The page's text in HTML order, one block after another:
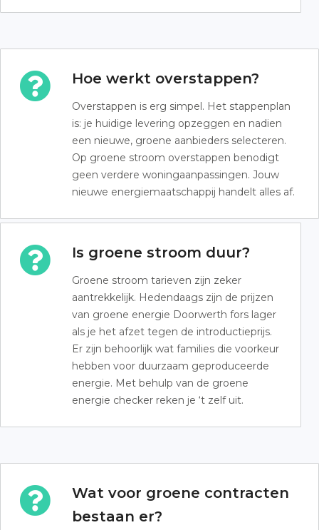
Hoe werkt overstappen?
Overstappen is erg simpel. Het stappenplan
is: je huidige levering opzeggen en nadien
een nieuwe, groene aanbieders selecteren.
Op groene stroom overstappen benodigt
geen verdere woningaanpassingen. Jouw
nieuwe energiemaatschappij handelt alles af.
Is groene stroom duur?
Groene stroom tarieven zijn zeker
aantrekkelijk. Hedendaags zijn de prijzen
van groene energie Doorwerth fors lager
als je het afzet tegen de introductieprijs.
Er zijn behoorlijk wat families die voorkeur
hebben voor duurzaam geproduceerde
energie. Met behulp van de groene
energie checker reken je ‘t zelf uit.
Wat voor groene contracten
bestaan er?